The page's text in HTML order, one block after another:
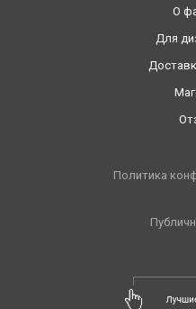
О
Для
Политика